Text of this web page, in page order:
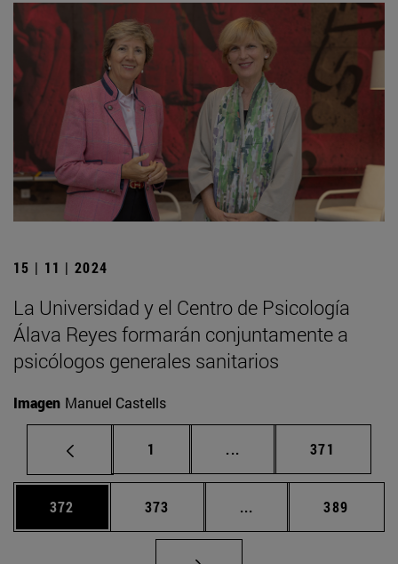
15 | 11 | 2024
La Universidad y el Centro de Psicología
Álava Reyes formarán conjuntamente a
psicólogos generales sanitarios
Imagen Manuel Castells
Página
1 ... Páginas intermedias
Página
371
Página
372 Página
373 ... Páginas intermedias
Página
389